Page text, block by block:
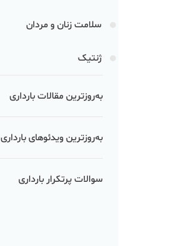
سلامت زنان و مردان
ژنتیک
به‌روزترین مقالات بارداری
به‌روزترین ویدئوهای بارداری
سوالات پرتکرار بارداری